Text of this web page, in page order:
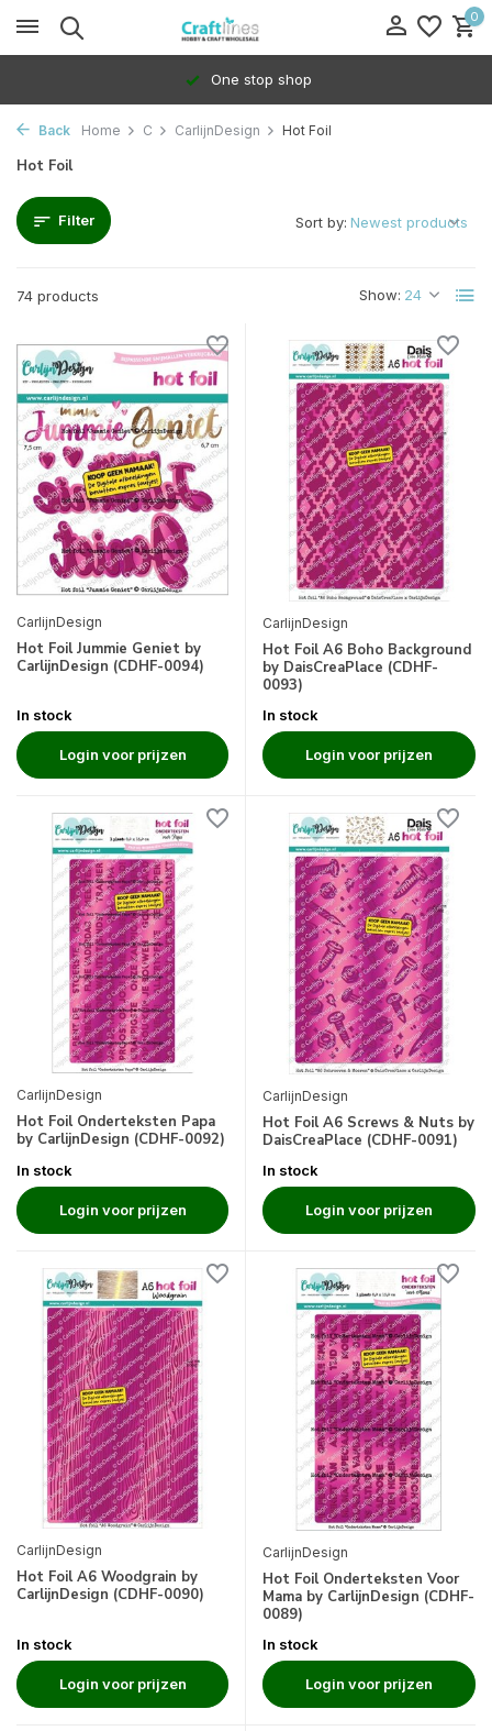
0
100% Dedicated to independents
Back Home C CarlijnDesign Hot Foil
Hot Foil
Filter
74 products Show:
Sort by:
CarlijnDesign
Hot Foil Jummie Geniet by
CarlijnDesign (CDHF-0094)
In stock
Login voor prijzen
CarlijnDesign
Hot Foil A6 Boho Background
by DaisCreaPlace (CDHF-
0093)
In stock
Login voor prijzen
CarlijnDesign
Hot Foil Onderteksten Papa
by CarlijnDesign (CDHF-0092)
In stock
Login voor prijzen
CarlijnDesign
Hot Foil A6 Screws & Nuts by
DaisCreaPlace (CDHF-0091)
In stock
Login voor prijzen
CarlijnDesign
Hot Foil A6 Woodgrain by
CarlijnDesign (CDHF-0090)
In stock
Login voor prijzen
CarlijnDesign
Hot Foil Onderteksten Voor
Mama by CarlijnDesign (CDHF-
0089)
In stock
Login voor prijzen